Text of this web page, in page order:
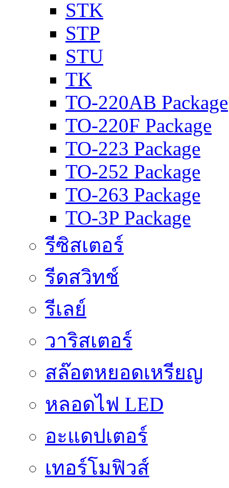
STK
STP
STU
TK
TO-220AB Package
TO-220F Package
TO-223 Package
TO-252 Package
TO-263 Package
TO-3P Package
รีซิสเตอร์
รีดสวิทช์
รีเลย์
วาริสเตอร์
สล๊อตหยอดเหรียญ
หลอดไฟ LED
อะแดปเตอร์
เทอร์โมฟิวส์